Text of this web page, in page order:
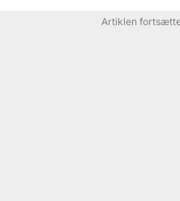
Artiklen